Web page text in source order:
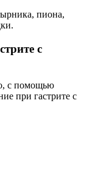
пиона,
с
с помощью
при гастрите с